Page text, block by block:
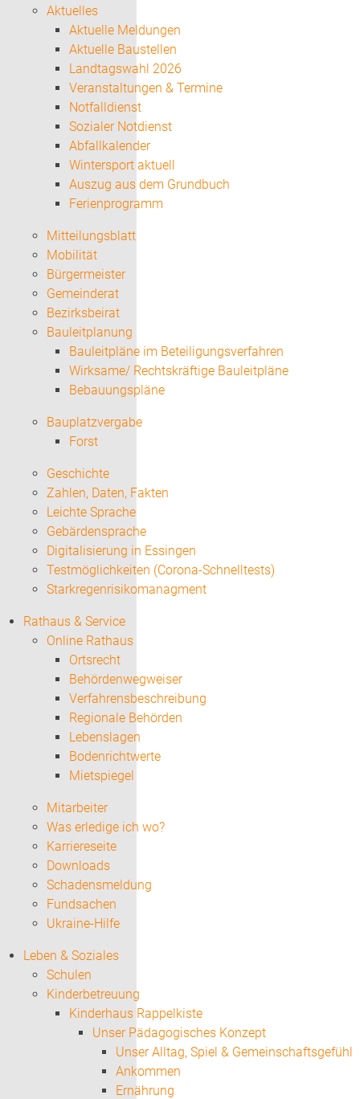
Aktuelles
Aktuelle Meldungen
Aktuelle Baustellen
Landtagswahl 2026
Veranstaltungen & Termine
Notfalldienst
Sozialer Notdienst
Abfallkalender
Wintersport aktuell
Auszug aus dem Grundbuch
Ferienprogramm
Mitteilungsblatt
Mobilität
Bürgermeister
Gemeinderat
Bezirksbeirat
Bauleitplanung
Bauleitpläne im Beteiligungsverfahren
Wirksame/ Rechtskräftige Bauleitpläne
Bebauungspläne
Bauplatzvergabe
Forst
Geschichte
Zahlen, Daten, Fakten
Leichte Sprache
Gebärdensprache
Digitalisierung in Essingen
Testmöglichkeiten (Corona-Schnelltests)
Starkregenrisikomanagment
Rathaus & Service
Online Rathaus
Ortsrecht
Behördenwegweiser
Verfahrensbeschreibung
Regionale Behörden
Lebenslagen
Bodenrichtwerte
Mietspiegel
Mitarbeiter
Was erledige ich wo?
Karriereseite
Downloads
Schadensmeldung
Fundsachen
Ukraine-Hilfe
Leben & Soziales
Schulen
Kinderbetreuung
Kinderhaus Rappelkiste
Unser Pädagogisches Konzept
Unser Alltag, Spiel & Gemeinschaftsgefühl
Ankommen
Ernährung